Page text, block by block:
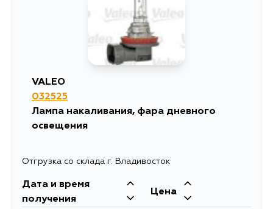
1769
13 августа
VALEO
032525
Лампа накаливания, фара дневного
освещения
Отгрузка со склада г. Владивосток
Дата и время
получения
Цена